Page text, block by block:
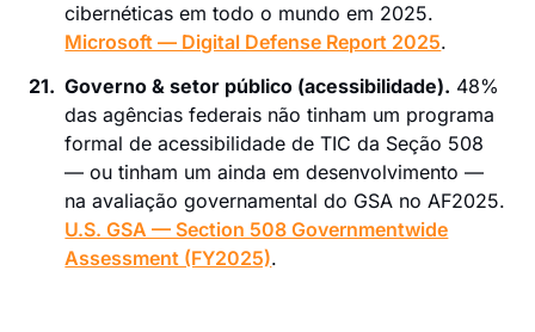
cibernéticas em todo o mundo em 2025.
Microsoft — Digital Defense Report 2025.
21. Governo & setor público (acessibilidade). 48%
das agências federais não tinham um programa
formal de acessibilidade de TIC da Seção 508
— ou tinham um ainda em desenvolvimento —
na avaliação governamental do GSA no AF2025.
U.S. GSA — Section 508 Governmentwide
Assessment (FY2025).